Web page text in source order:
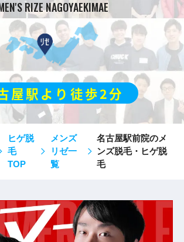
RIZE NAGOYAEKIMAE
屋駅より徒歩2分
ヒゲ脱
毛
TOP
メンズ
リゼ一
覧
名古屋駅前院のメ
ンズ脱毛・ヒゲ脱
毛